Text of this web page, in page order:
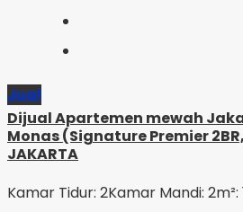
Jual
Dijual Apartemen mewah
Monas (Signature Premier 2BR,
JAKARTA
Kamar Tidur: 2Kamar Mandi: 2m²: